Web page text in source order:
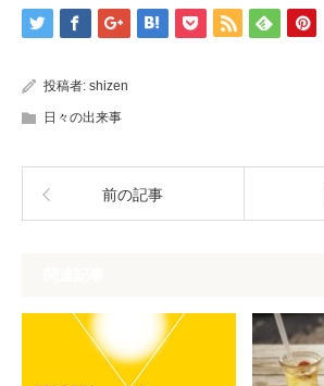
投稿者: shizen
日々の出来事
前の記事